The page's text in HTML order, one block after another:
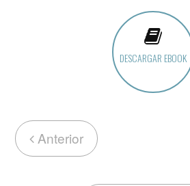
DESCARGAR EBOOK
Anterior